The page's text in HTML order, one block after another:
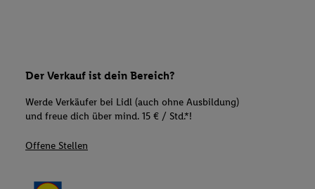
Der Verkauf ist dein Bereich?
Werde Verkäufer bei Lidl (auch ohne Ausbildung)
und freue dich über mind. 15 € / Std.*!
Offene Stellen